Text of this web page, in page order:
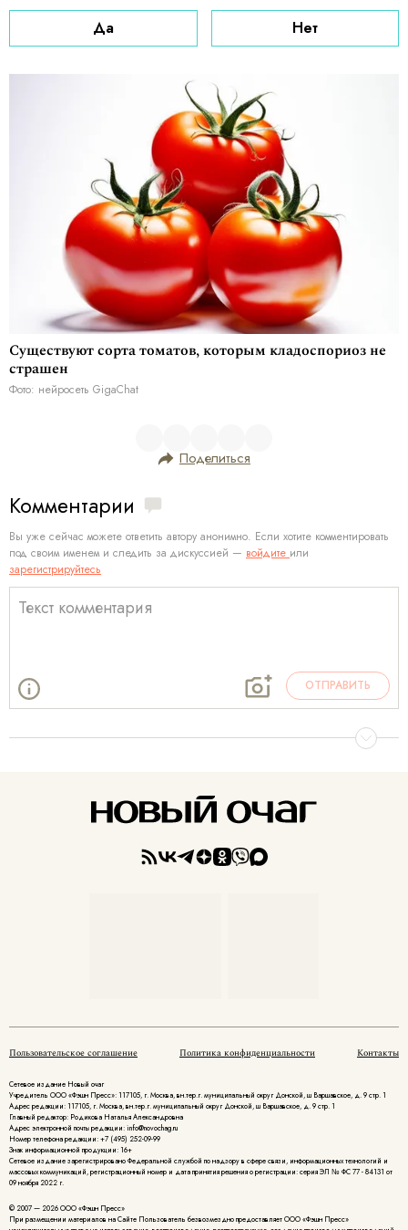
Да Нет
Существуют сорта томатов, которым кладоспориоз не
страшен
Фото: нейросеть GigaChat
Поделиться
Комментарии
Вы уже сейчас можете ответить автору анонимно. Если хотите комментировать
под своим именем и следить за дискуссией — войдите или
зарегистрируйтесь
ОТПРАВИТЬ
Пользовательское соглашение Политика конфиденциальности Контакты
Сетевое издание Новый очаг
Учредитель ООО «Фэшн Пресс»: 117105, г. Москва, вн.тер.г. муниципальный округ Донской, ш Варшавское, д. 9 стр. 1
Адрес редакции: 117105, г. Москва, вн.тер.г. муниципальный округ Донской, ш Варшавское, д. 9 стр. 1
Главный редактор: Родикова Наталья Александровна
Адрес электронной почты редакции: info@novochag.ru
Номер телефона редакции: +7 (495) 252-09-99
Знак информационной продукции: 16+
Cетевое издание зарегистрировано Федеральной службой по надзору в сфере связи, информационных технологий и
массовых коммуникаций, регистрационный номер и дата принятия решения о регистрации: серия ЭЛ № ФС 77 - 84131 от
09 ноября 2022 г.
© 2007 — 2026 ООО «Фэшн Пресс»
При размещении материалов на Сайте Пользователь безвозмездно предоставляет ООО «Фэшн Пресс»